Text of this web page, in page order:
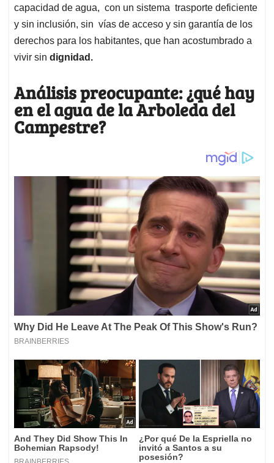
capacidad de agua, con un sistema trasporte deficiente
y sin inclusión, sin vías de acceso y sin garantía de los
derechos para los habitantes, que han acostumbrado a
vivir sin dignidad.
Análisis preocupante: ¿qué hay
en el agua de la Arboleda del
Campestre?